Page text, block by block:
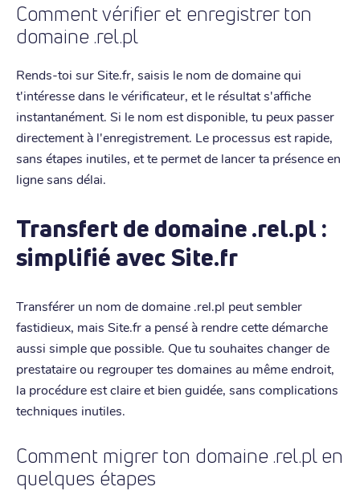
Comment vérifier et enregistrer ton
domaine .rel.pl
Rends-toi sur Site.fr, saisis le nom de domaine qui
t'intéresse dans le vérificateur, et le résultat s'affiche
instantanément. Si le nom est disponible, tu peux passer
directement à l'enregistrement. Le processus est rapide,
sans étapes inutiles, et te permet de lancer ta présence en
ligne sans délai.
Transfert de domaine .rel.pl :
simplifié avec Site.fr
Transférer un nom de domaine .rel.pl peut sembler
fastidieux, mais Site.fr a pensé à rendre cette démarche
aussi simple que possible. Que tu souhaites changer de
prestataire ou regrouper tes domaines au même endroit,
la procédure est claire et bien guidée, sans complications
techniques inutiles.
Comment migrer ton domaine .rel.pl en
quelques étapes